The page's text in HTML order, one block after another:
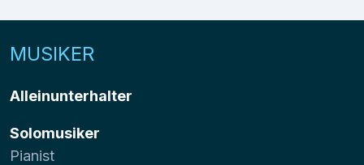
MUSIKER
Alleinunterhalter
Solomusiker
Pianist